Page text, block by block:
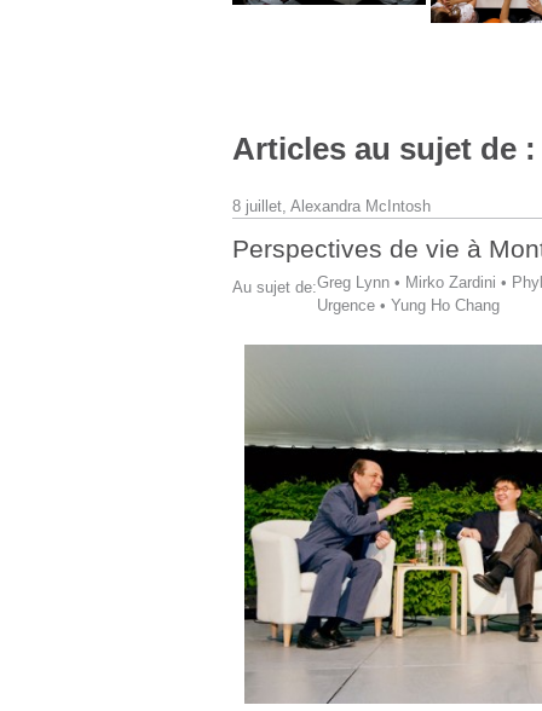
Articles au sujet de
8 juillet, Alexandra McIntosh
Perspectives de vie à
Au sujet de:Greg Lynn • Mirko Zardini •
Urgence • Yung Ho Chang